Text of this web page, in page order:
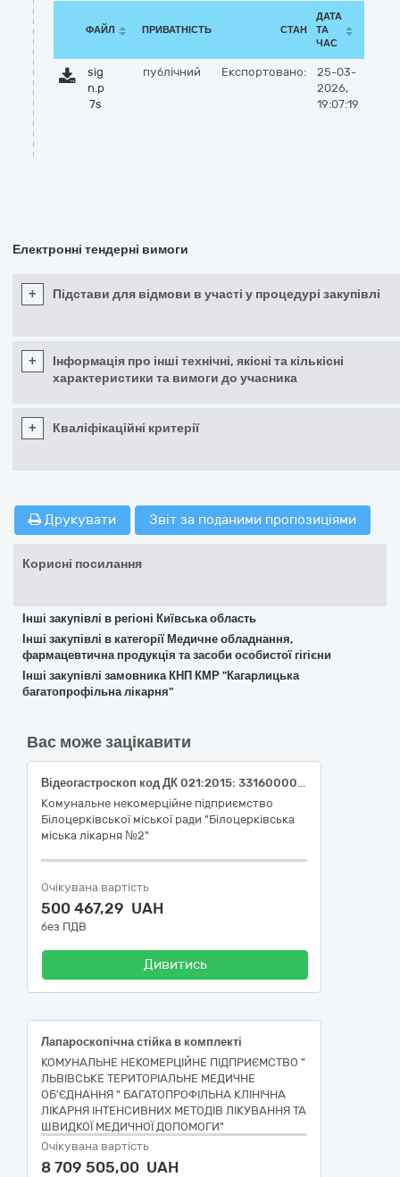
ФАЙЛ ПРИВАТНІСТЬ СТАН
ДАТА
ТА
ЧАС
sig
n.p
7s
публічний Експортовано:
25-03-
2026,
19:07:19
Електронні тендерні вимоги
+ Підстави для відмови в участі у процедурі закупівлі
+
Інформація про інші технічні, якісні та кількісні
характеристики та вимоги до учасника
+ Кваліфікаційні критерії
Друкувати Звіт за поданими пропозиціями
Корисні посилання
Інші закупівлі в регіоні Київська область
Інші закупівлі в категорії Медичне обладнання,
фармацевтична продукція та засоби особистої гігієни
Інші закупівлі замовника КНП КМР "Кагарлицька
багатопрофільна лікарня"
Вас може зацікавити
Відеогастроскоп код ДК 021:2015: 33160000-9 Устаткування для операційних блоків, (код номенклатурної позиції ДК 021:2015: 33168100-6 Ендоскопи, НК 024:2023: 17663 Гнучкий відеогастроскоп/НК 031:2024- Z12020511 Відеогастроскопи.)
Комунальне некомерційне підприємство
Білоцерківської міської ради "Білоцерківська
міська лікарня №2"
Очікувана вартість
500 467,29 UAH
без ПДВ
Дивитись
Лапароскопічна стійка в комплекті
КОМУНАЛЬНЕ НЕКОМЕРЦІЙНЕ ПІДПРИЄМСТВО "
ЛЬВІВСЬКЕ ТЕРИТОРІАЛЬНЕ МЕДИЧНЕ
ОБ'ЄДНАННЯ " БАГАТОПРОФІЛЬНА КЛІНІЧНА
ЛІКАРНЯ ІНТЕНСИВНИХ МЕТОДІВ ЛІКУВАННЯ ТА
ШВИДКОЇ МЕДИЧНОЇ ДОПОМОГИ"
Очікувана вартість
8 709 505,00 UAH